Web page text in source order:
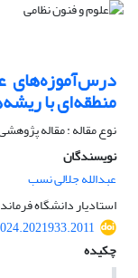
درس‌آموزه‌های
منطقه‌ای با
نوع مقاله : مقاله
نویسندگان
عبدالله جلالی نسب
استادیار دانشگاه
چکیده